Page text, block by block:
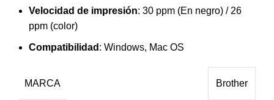
Velocidad de impresión: 30 ppm (En negro) / 26
ppm (color)
Compatibilidad : Windows, Mac OS
MARCA Brother